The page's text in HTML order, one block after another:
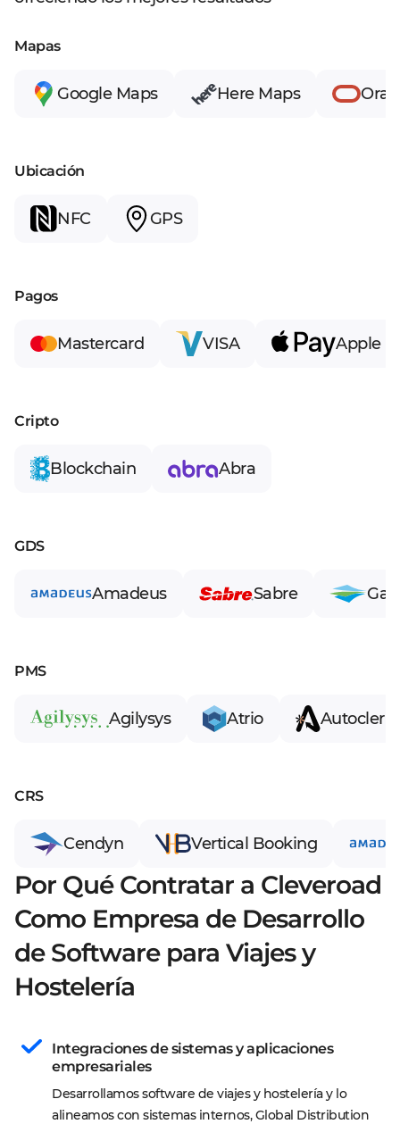
Mapas
Google Maps Here Maps
Ubicación
NFC GPS
Pagos
Mastercard VISA Apple
Cripto
Blockchain Abra
GDS
Amadeus Sabre
PMS
Agilysys Atrio Autoclerk
CRS
Cendyn Vertical Booking
Por Qué Contratar a Cleveroad
Como Empresa de Desarrollo
de Software para Viajes y
Hostelería
Integraciones de sistemas y aplicaciones
empresariales
Desarrollamos software de viajes y hostelería y lo
alineamos con sistemas internos, Global Distribution